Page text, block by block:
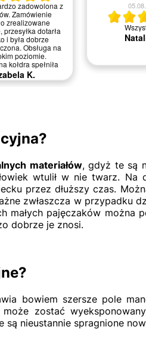
05.08.2026
zadowolona
P.
Szybko i
materiałów, gdyż te są
wtulił w nie twarz. Na
przez dłuższy czas.
zwłaszcza w przypadku
pajęczaków można
dobrze je znosi.
bowiem szersze pole
zostać
nieustannie spragnione